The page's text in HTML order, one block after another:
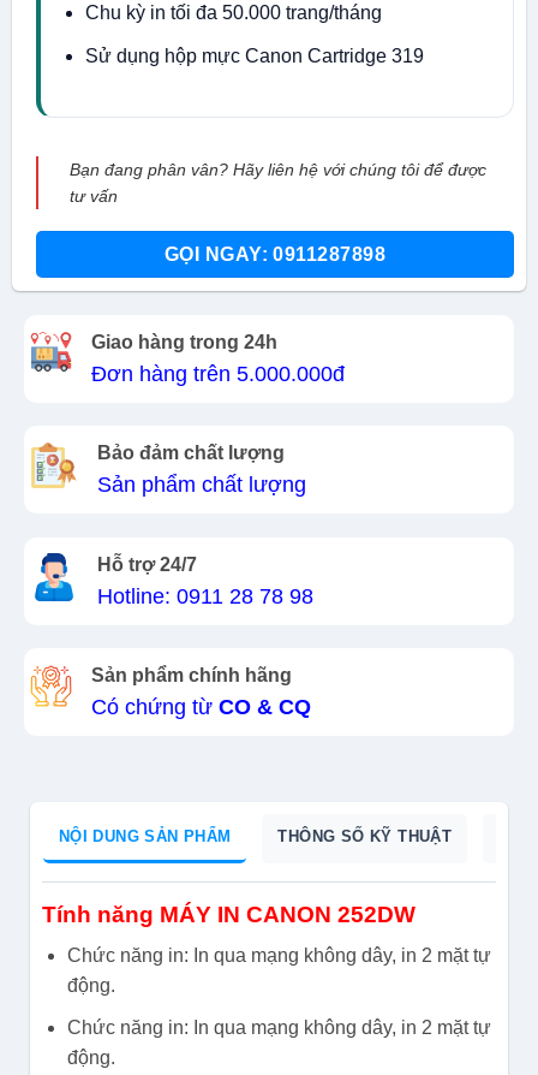
Chu kỳ in tối đa 50.000 trang/tháng
Sử dụng hộp mực Canon Cartridge 319
Bạn đang phân vân? Hãy liên hệ với chúng tôi để được
tư vấn
GỌI NGAY: 0911287898
Giao hàng trong 24h
Đơn hàng trên 5.000.000đ
Bảo đảm chất lượng
Sản phẩm chất lượng
Hỗ trợ 24/7
Hotline: 0911 28 78 98
Sản phẩm chính hãng
Có chứng từ CO & CQ
NỘI DUNG SẢN PHẨM THÔNG SỐ KỸ THUẬT
Tính năng MÁY IN CANON 252DW
Chức năng in: In qua mạng không dây, in 2 mặt tự
động.
Chức năng in: In qua mạng không dây, in 2 mặt tự
động.